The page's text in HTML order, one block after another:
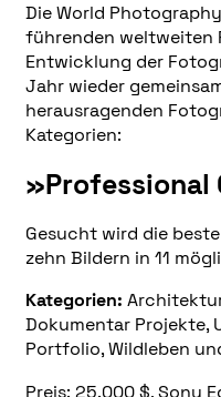
Die World
führenden weltweiten
Entwicklung der
Jahr wieder
herausragenden
Kategorien:
Gesucht wird die
zehn Bildern in 11
Kategorien:
Dokumentar Projekte,
Portfolio, Wildleben
Preis: 25.000 $, Sony